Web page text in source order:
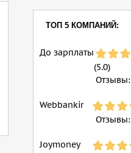
ТОП 5 КОМПАНИЙ:
До зарплаты
(5.0)
Отзывы:
Webbankir
Отзывы:
Joymoney